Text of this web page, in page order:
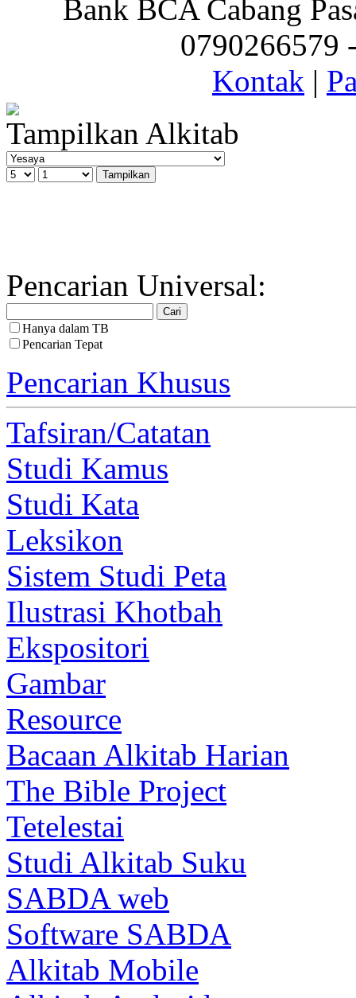
Bank BCA Cabang
0790266579
Kontak |
Tampilkan Alkitab
Pencarian Universal:
Hanya dalam TB
Pencarian Tepat
Pencarian Khusus
Tafsiran/Catatan
Studi Kamus
Studi Kata
Leksikon
Sistem Studi Peta
Ilustrasi Khotbah
Ekspositori
Gambar
Resource
Bacaan Alkitab Harian
The Bible Project
Tetelestai
Studi Alkitab Suku
SABDA web
Software SABDA
Alkitab Mobile